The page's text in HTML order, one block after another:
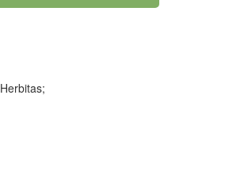
Herbitas;